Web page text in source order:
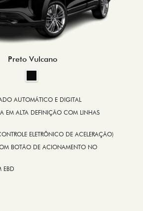
Preto Vulcano
AUTOMÁTICO E DIGITAL
EM ALTA DEFINIÇÃO COM LINHAS
ELETRÔNICO DE ACELERAÇÃO)
BOTÃO DE ACIONAMENTO NO
EBD